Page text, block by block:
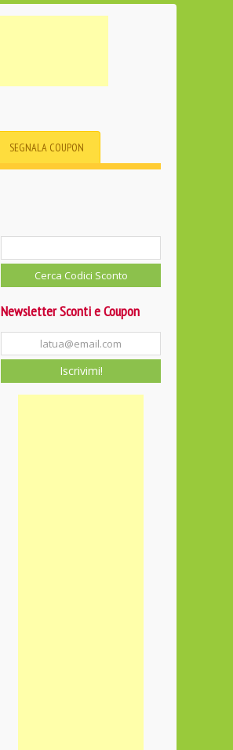
SEGNALA COUPON
Newsletter Sconti e Coupon
Iscrivimi!